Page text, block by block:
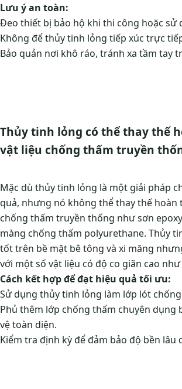
Lưu ý an toàn:
Đeo thiết bị bảo hộ khi thi công hoặc sử
Không để thủy tinh lỏng tiếp xúc trực
Bảo quản nơi khô ráo, tránh xa tầm tay
Thủy tinh lỏng có thể thay thế
vật liệu chống thấm truyền
Mặc dù thủy tinh lỏng là một giải pháp
quả, nhưng nó không thể thay thế hoàn
chống thấm truyền thống như sơn
màng chống thấm polyurethane. Thủy
tốt trên bề mặt bê tông và xi măng
với một số vật liệu có độ co giãn cao
Cách kết hợp để đạt hiệu quả tối ưu:
Sử dụng thủy tinh lỏng làm lớp lót
Phủ thêm lớp chống thấm chuyên dụng
vệ toàn diện.
Kiểm tra định kỳ để đảm bảo độ bền lâu